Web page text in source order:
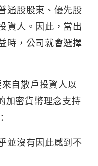
通股股東、優先股
資人。因此，當出
時，公司就會選擇
自散戶投資人以
加密貨幣理念支持
並沒有因此感到不